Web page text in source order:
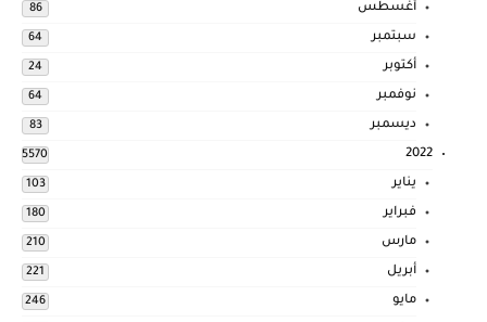
أغسطس 86
سبتمبر 64
أكتوبر 24
نوفمبر 64
ديسمبر 83
2022
5570
يناير 103
فبراير 180
مارس 210
أبريل 221
مايو 246